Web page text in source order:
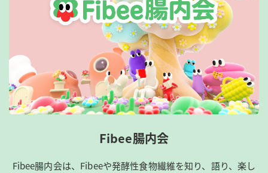
Fibee腸内会
Fibee腸内会は、​Fibeeや発酵性食物繊維を知り、語り、楽し